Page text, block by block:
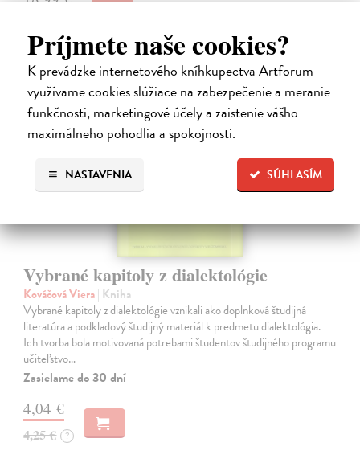
Príjmete naše cookies?
K prevádzke internetového kníhkupectva Artforum
využívame cookies slúžiace na zabezpečenie a meranie
funkčnosti, marketingové účely a zaistenie vášho
maximálneho pohodlia a spokojnosti.
SÚHLASÍM
NASTAVENIA
Vybrané kapitoly z dialektológie
Kováčová Viera| Kniha
Vybrané kapitoly z dialektológie vznikali ako doplnková študijná
literatúra a podkladový študijný materiál k predmetu dialektológia.
Ich tvorba bola motivovaná potrebami študentov študijného programu
učiteľstvo…
Zasielame do 30 dní
4,04 €
4,25 € ?